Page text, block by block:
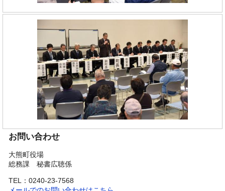
お問い合わせ
大熊町役場
総務課 秘書広聴係
TEL：0240-23-7568